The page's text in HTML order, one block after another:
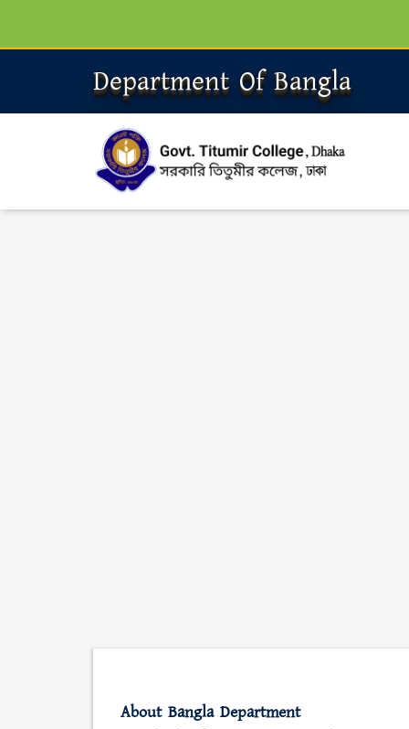
Department Of Bangla
About Bangla Department